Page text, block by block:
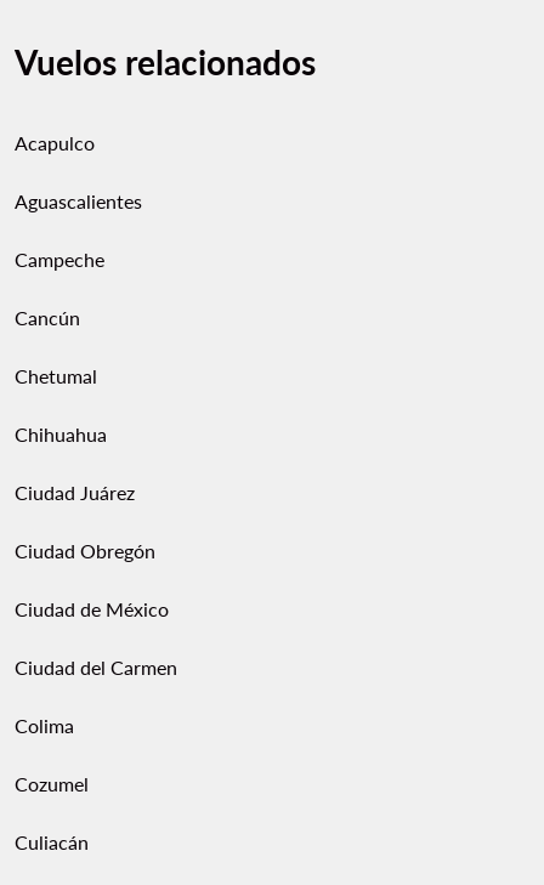
Vuelos relacionados
Acapulco
Aguascalientes
Campeche
Cancún
Chetumal
Chihuahua
Ciudad Juárez
Ciudad Obregón
Ciudad de México
Ciudad del Carmen
Colima
Cozumel
Culiacán